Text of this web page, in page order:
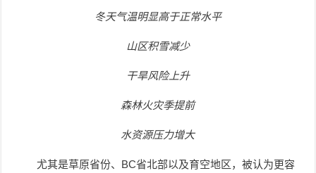
冬天气温明显高于正常水平
山区积雪减少
干旱风险上升
森林火灾季提前
水资源压力增大
尤其是草原省份、BC省北部以及育空地区，被认为更容